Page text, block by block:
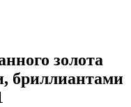
золота
бриллиантами